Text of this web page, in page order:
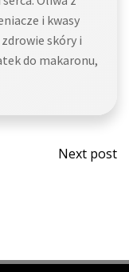
i kwasy
skóry i
do makaronu,
Post
Next post